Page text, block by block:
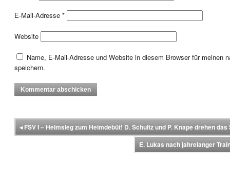
E-Mail-Adresse *
Website
Name, E-Mail-Adresse und Website in diesem Browser für meinen
speichern.
◂FSV I – Heimsieg zum Heimdebüt! D. Schultz und P. Knape drehen das
E. Lukas nach jahrelanger